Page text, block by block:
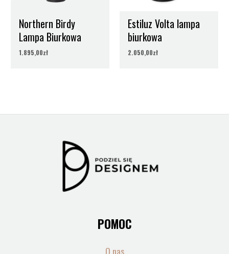
Northern Birdy
Lampa Biurkowa
1.895,00zł
Estiluz Volta lampa
biurkowa
2.050,00zł
POMOC
O nas